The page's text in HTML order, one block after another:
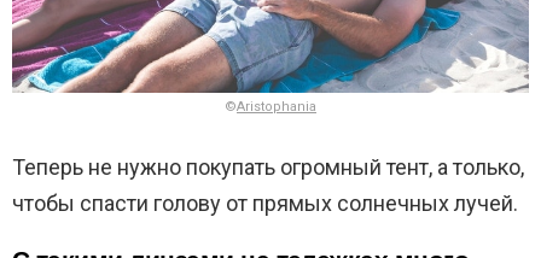
©Aristophania
Теперь не нужно покупать огромный тент, а только,
чтобы спасти голову от прямых солнечных лучей.